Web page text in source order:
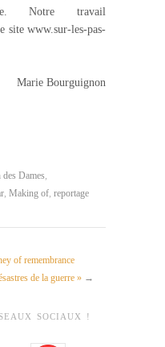
Notre travail
site www.sur-les-pas-
Marie Bourguignon
des Dames
Making of reportage
of remembrance
de la guerre » →
SOCIAUX !